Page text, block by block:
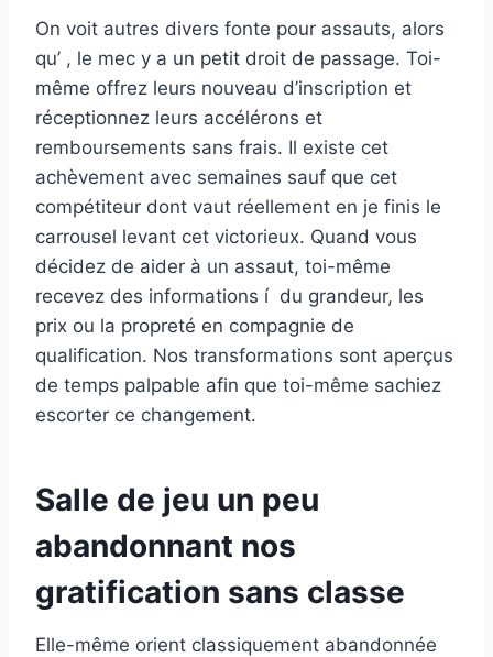
On voit autres divers fonte pour assauts, alors
qu’ , le mec y a un petit droit de passage. Toi-
même offrez leurs nouveau d’inscription et
réceptionnez leurs accélérons et
remboursements sans frais. Il existe cet
achèvement avec semaines sauf que cet
compétiteur dont vaut réellement en je finis le
carrousel levant cet victorieux. Quand vous
décidez de aider à un assaut, toi-même
recevez des informations í du grandeur, les
prix ou la propreté en compagnie de
qualification. Nos transformations sont aperçus
de temps palpable afin que toi-même sachiez
escorter ce changement.
Salle de jeu un peu
abandonnant nos
gratification sans classe
Elle-même orient classiquement abandonnée